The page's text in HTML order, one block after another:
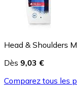
Head & Shoulders
Dès 9,03 €
Comparez tous les